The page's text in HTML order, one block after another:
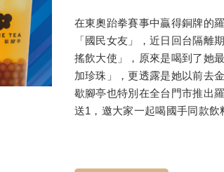
在東奧跆拳賽事中贏得銅牌的
「國民女友」，近日回台隔離
搖飲大使」，原來是喝到了她
加珍珠」，更透露是她以前去
歇腳亭也特別在全台門市推出
送1，邀大家一起喝國手同款飲